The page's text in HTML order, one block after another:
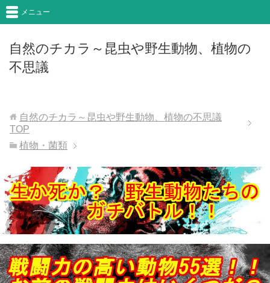
自然のチカラ～昆虫や野生動物、植物の
不思議
メニュー
自然のチカラ～昆虫や野生動物、植物の不思議
TOP
植物・菌類